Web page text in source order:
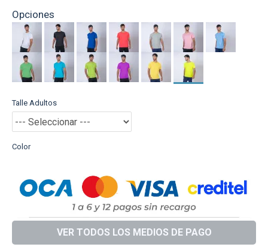
Opciones
Talle Adultos
Color
VER TODOS LOS MEDIOS DE PAGO